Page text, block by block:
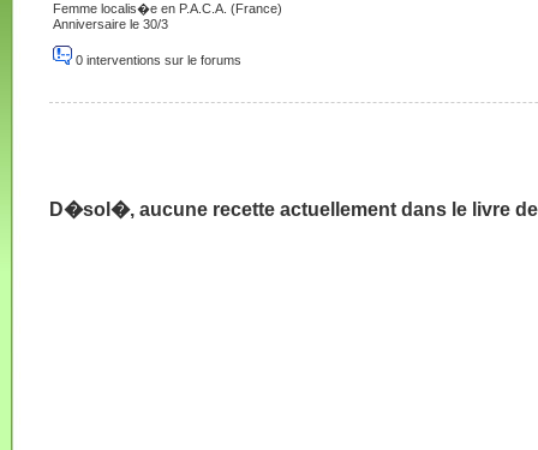
Femme localis�e en P.A.C.A. (France)
Anniversaire le 30/3
0 interventions sur le forums
D�sol�, aucune recette actuellement dans le livre